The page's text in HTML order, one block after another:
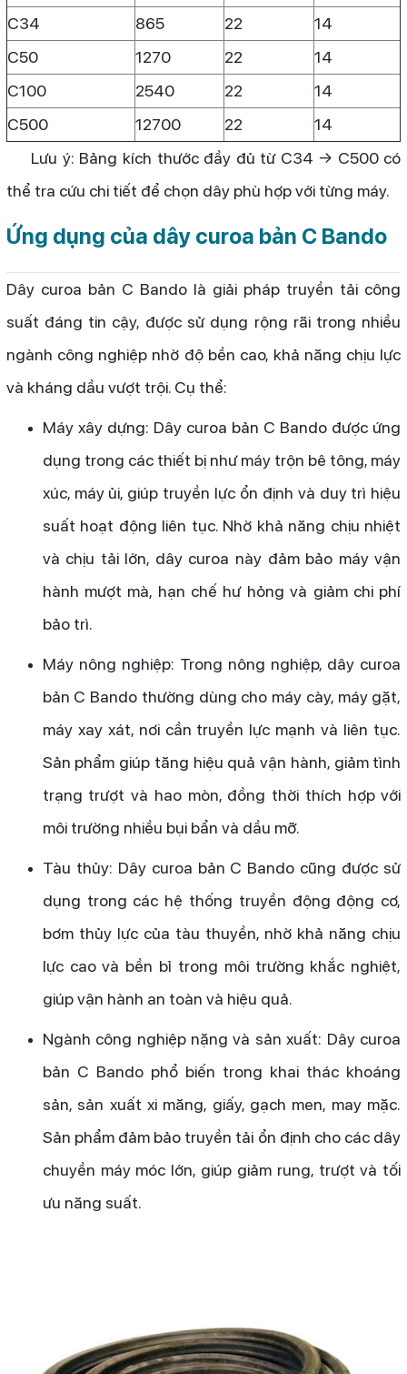
C34 865 22
14
C50
1270 22
14
C100
2540 22
14
C500
12700 22
14
Lưu ý: Bảng kích thước đầy đủ từ C34 → C500 có
thể tra cứu chi tiết để chọn dây phù hợp với từng máy.
Ứng dụng của dây curoa bản C Bando
Dây curoa bản C Bando là giải pháp truyền tải công
suất đáng tin cậy, được sử dụng rộng rãi trong nhiều
ngành công nghiệp nhờ độ bền cao, khả năng chịu lực
và kháng dầu vượt trội. Cụ thể:
Máy xây dựng: Dây curoa bản C Bando được ứng
dụng trong các thiết bị như máy trộn bê tông, máy
xúc, máy ủi, giúp truyền lực ổn định và duy trì hiệu
suất hoạt động liên tục. Nhờ khả năng chịu nhiệt
và chịu tải lớn, dây curoa này đảm bảo máy vận
hành mượt mà, hạn chế hư hỏng và giảm chi phí
bảo trì.
Máy nông nghiệp: Trong nông nghiệp, dây curoa
bản C Bando thường dùng cho máy cày, máy gặt,
máy xay xát, nơi cần truyền lực mạnh và liên tục.
Sản phẩm giúp tăng hiệu quả vận hành, giảm tình
trạng trượt và hao mòn, đồng thời thích hợp với
môi trường nhiều bụi bẩn và dầu mỡ.
Tàu thủy: Dây curoa bản C Bando cũng được sử
dụng trong các hệ thống truyền động động cơ,
bơm thủy lực của tàu thuyền, nhờ khả năng chịu
lực cao và bền bỉ trong môi trường khắc nghiệt,
giúp vận hành an toàn và hiệu quả.
Ngành công nghiệp nặng và sản xuất: Dây curoa
bản C Bando phổ biến trong khai thác khoáng
sản, sản xuất xi măng, giấy, gạch men, may mặc.
Sản phẩm đảm bảo truyền tải ổn định cho các dây
chuyền máy móc lớn, giúp giảm rung, trượt và tối
ưu năng suất.